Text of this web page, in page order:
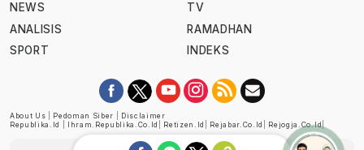
NEWS
ANALISIS
SPORT
TV
RAMADHAN
INDEKS
About Us Pedoman Siber
Disclaimer
Republika.id
Ihram.republika.co.id Retizen.id Rejabar.co.id Rejogja.co.id|